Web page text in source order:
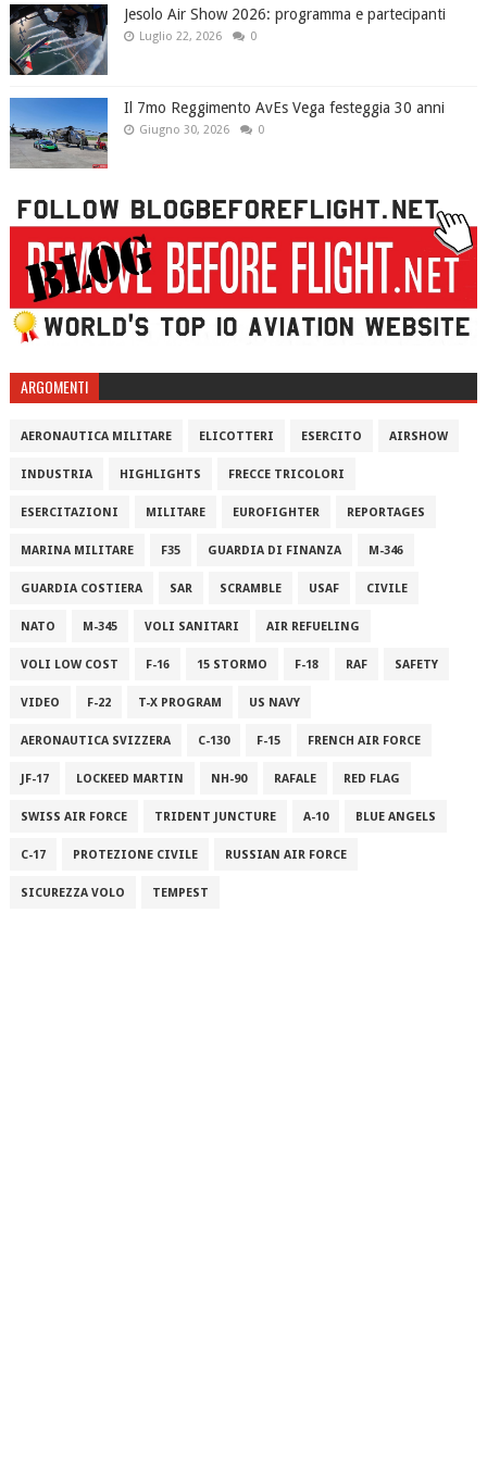
Jesolo Air Show 2026: programma e partecipanti
Luglio 22, 2026 0
Il 7mo Reggimento AvEs Vega festeggia 30 anni
Giugno 30, 2026 0
ARGOMENTI
AERONAUTICA MILITARE ELICOTTERI ESERCITO AIRSHOW
INDUSTRIA HIGHLIGHTS FRECCE TRICOLORI
ESERCITAZIONI MILITARE EUROFIGHTER REPORTAGES
MARINA MILITARE F35 GUARDIA DI FINANZA M-346
GUARDIA COSTIERA SAR SCRAMBLE USAF CIVILE
NATO M-345 VOLI SANITARI AIR REFUELING
VOLI LOW COST F-16 15 STORMO F-18 RAF SAFETY
VIDEO F-22 T-X PROGRAM US NAVY
AERONAUTICA SVIZZERA C-130 F-15 FRENCH AIR FORCE
JF-17 LOCKEED MARTIN NH-90 RAFALE RED FLAG
SWISS AIR FORCE TRIDENT JUNCTURE A-10 BLUE ANGELS
C-17 PROTEZIONE CIVILE RUSSIAN AIR FORCE
SICUREZZA VOLO TEMPEST